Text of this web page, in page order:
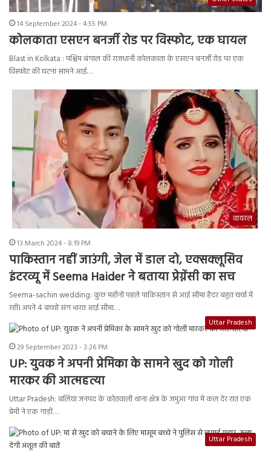
14 September 2024 - 4:55 PM
कोलकाता एसएन बनर्जी रोड पर विस्फोट, एक घायल
Blast in Kolkata : पश्चिम बंगाल की राजधानी कोलकाता के एसएन बनर्जी रोड पर एक
विस्फोट की घटना सामने आई…
वायरल
13 March 2024 - 8:19 PM
पाकिस्तान नहीं जाउंगी, जेल में डाल दो, एक्सक्लूसिव
इंटरव्यू में Seema Haider ने बताया प्रेग्नेंसी का सच
Seema-sachin wedding: कुछ महीनों पहले पाकिस्तान से आई सीमा हैदर बहुत चर्चा में
रहीं। अपने 4 बच्चों संग भारत आई सीमा…
Uttar Pradesh
29 September 2023 - 3:26 PM
UP: युवक ने अपनी प्रेमिका के सामने खुद को गोली
मारकर की आत्महत्या
Uttar Pradesh: बलिया जनपद के कोतवाली थाना क्षेत्र के जमुआ गांव में कल‌ देर रात एक
प्रेमी ने एक गाड़ी…
Uttar Pradesh